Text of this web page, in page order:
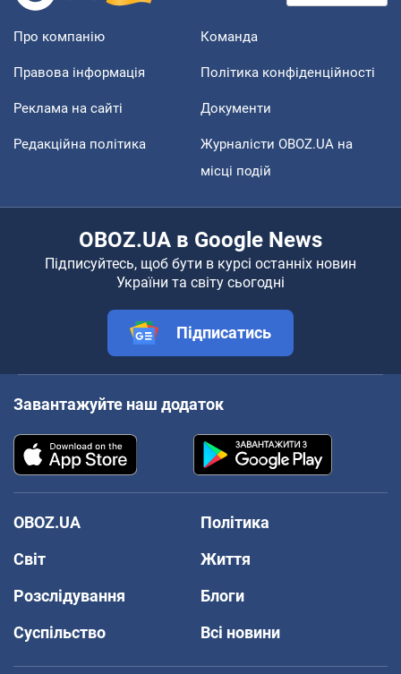
Про компанію Команда
Правова інформація Політика конфіденційності
Реклама на сайті Документи
Редакційна політика
Журналісти OBOZ.UA на
місці подій
OBOZ.UA в Google News
Підписуйтесь, щоб бути в курсі останніх новин
України та світу сьогодні
Підписатись
Завантажуйте наш додаток
OBOZ.UA
Політика
Світ
Життя
Розслідування
Блоги
Суспільство
Всі новини